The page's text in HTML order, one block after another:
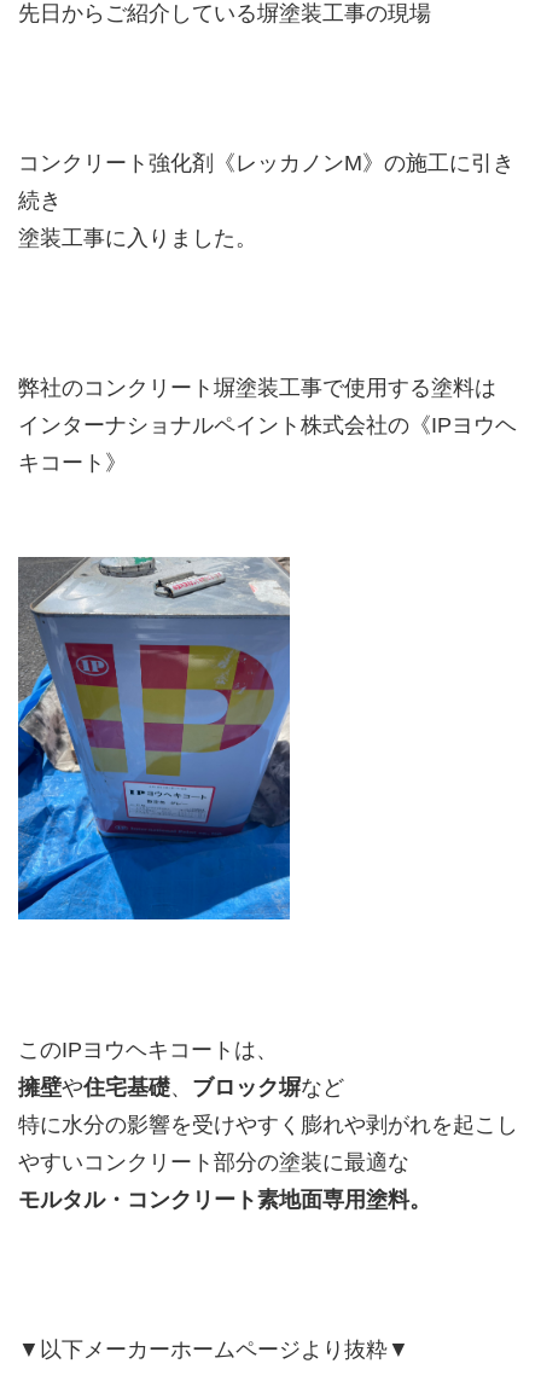
先日からご紹介している塀塗装工事の現場
コンクリート強化剤《レッカノンM》の施工に引き
続き
塗装工事に入りました。
弊社のコンクリート塀塗装工事で使用する塗料は
インターナショナルペイント株式会社の《IPヨウヘ
キコート》
このIPヨウヘキコートは、
擁壁や住宅基礎、 ブロック塀など
特に水分の影響を受けやすく膨れや剥がれを起こし
やすいコンクリート部分の塗装に最適な
モルタル・コンクリート素地面専用塗料。
▼以下メーカーホームページより抜粋▼